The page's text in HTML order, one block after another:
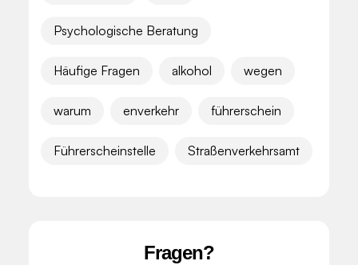
Psychologische Beratung
Häufige Fragen alkohol wegen
warum enverkehr führerschein
Führerscheinstelle Straßenverkehrsamt
Fragen?